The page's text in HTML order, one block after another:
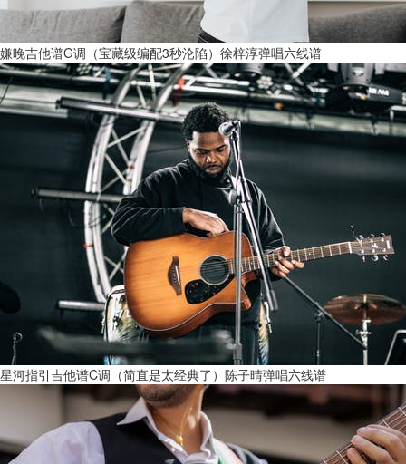
嫌晚吉他谱G调（宝藏级编配3秒沦陷）徐梓淳弹唱六线谱
星河指引吉他谱C调（简直是太经典了）陈子晴弹唱六线谱